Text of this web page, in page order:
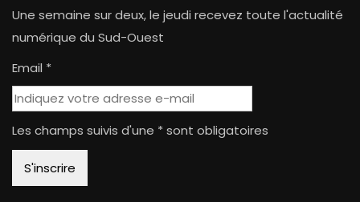
Une semaine sur deux, le jeudi recevez toute l'actualité
numérique du Sud-Ouest
Email *
Les champs suivis d'une * sont obligatoires